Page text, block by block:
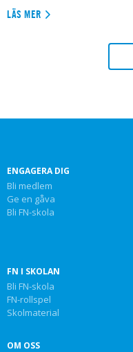
LÄS MER
ENGAGERA DIG
Bli medlem
Ge en gåva
Bli FN-skola
FN I SKOLAN
Bli FN-skola
FN-rollspel
Skolmaterial
OM OSS